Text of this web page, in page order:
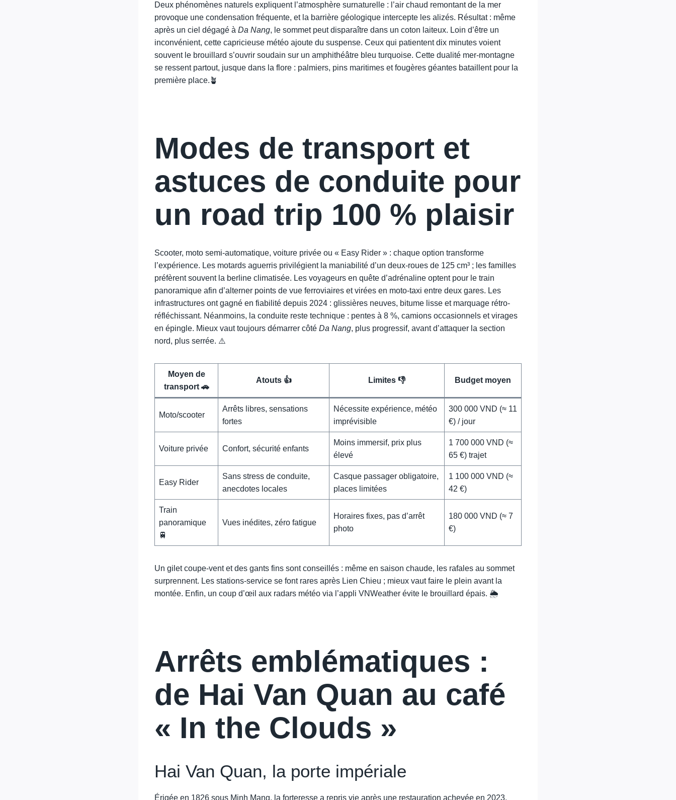
Deux phénomènes naturels expliquent l’atmosphère surnaturelle : l’air chaud remontant de la mer
provoque une condensation fréquente, et la barrière géologique intercepte les alizés. Résultat : même
après un ciel dégagé à Da Nang, le sommet peut disparaître dans un coton laiteux. Loin d’être un
inconvénient, cette capricieuse météo ajoute du suspense. Ceux qui patientent dix minutes voient
souvent le brouillard s’ouvrir soudain sur un amphithéâtre bleu turquoise. Cette dualité mer-montagne
se ressent partout, jusque dans la flore : palmiers, pins maritimes et fougères géantes bataillent pour la
première place.🪴
Modes de transport et
astuces de conduite pour
un road trip 100 % plaisir
Scooter, moto semi-automatique, voiture privée ou « Easy Rider » : chaque option transforme
l’expérience. Les motards aguerris privilégient la maniabilité d’un deux-roues de 125 cm³ ; les familles
préfèrent souvent la berline climatisée. Les voyageurs en quête d’adrénaline optent pour le train
panoramique afin d’alterner points de vue ferroviaires et virées en moto-taxi entre deux gares. Les
infrastructures ont gagné en fiabilité depuis 2024 : glissières neuves, bitume lisse et marquage rétro-
réfléchissant. Néanmoins, la conduite reste technique : pentes à 8 %, camions occasionnels et virages
en épingle. Mieux vaut toujours démarrer côté Da Nang, plus progressif, avant d’attaquer la section
nord, plus serrée. ⚠️
Moyen de
transport 🚗
Atouts 👍 Limites 👎 Budget moyen
Moto/scooter
Arrêts libres, sensations
fortes
Nécessite expérience, météo
imprévisible
300 000 VND (≈ 11
€) / jour
Voiture privée Confort, sécurité enfants
Moins immersif, prix plus
élevé
1 700 000 VND (≈
65 €) trajet
Easy Rider
Sans stress de conduite,
anecdotes locales
Casque passager obligatoire,
places limitées
1 100 000 VND (≈
42 €)
Train
panoramique
🚆
Vues inédites, zéro fatigue
Horaires fixes, pas d’arrêt
photo
180 000 VND (≈ 7
€)
Un gilet coupe-vent et des gants fins sont conseillés : même en saison chaude, les rafales au sommet
surprennent. Les stations-service se font rares après Lien Chieu ; mieux vaut faire le plein avant la
montée. Enfin, un coup d’œil aux radars météo via l’appli VNWeather évite le brouillard épais. 🌦️
Arrêts emblématiques :
de Hai Van Quan au café
« In the Clouds »
Hai Van Quan, la porte impériale
Érigée en 1826 sous Minh Mang, la forteresse a repris vie après une restauration achevée en 2023.